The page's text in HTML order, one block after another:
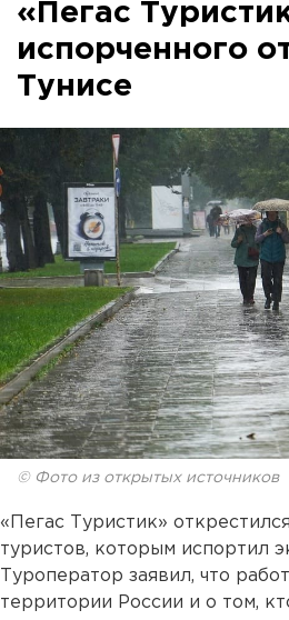
«Пегас
испорченного
Тунисе
© Фото из открытых источников
«Пегас Туристик»
туристов, которым испортил
Туроператор заявил, что
территории России и о том,